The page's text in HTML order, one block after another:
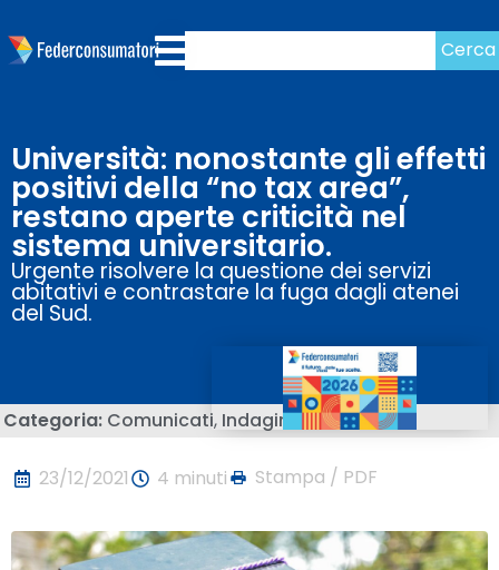
Cerca
Università: nonostante gli effetti
positivi della “no tax area”,
restano aperte criticità nel
sistema universitario.
Urgente risolvere la questione dei servizi
abitativi e contrastare la fuga dagli atenei
del Sud.
Categoria: Comunicati, Indagini
23/12/2021 4 minuti Stampa / PDF